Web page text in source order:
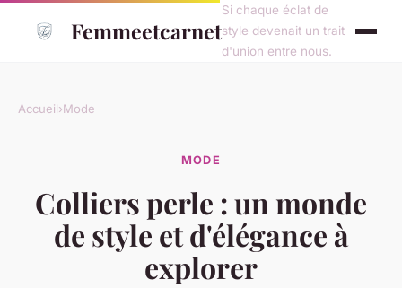
Femmeetcarnet
Si chaque éclat de
style devenait un trait
d'union entre nous.
Accueil›Mode
MODE
Colliers perle : un monde
de style et d'élégance à
explorer